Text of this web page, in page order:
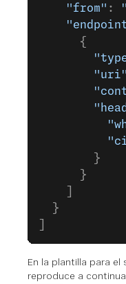
    "from"
:
      {
        "uri"
        }
      }
  }
En la plantilla para el
reproduce a